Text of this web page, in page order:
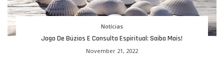
Notícias
Jogo De Búzios E Consulta Espiritual: Saiba Mais!
November 21, 2022